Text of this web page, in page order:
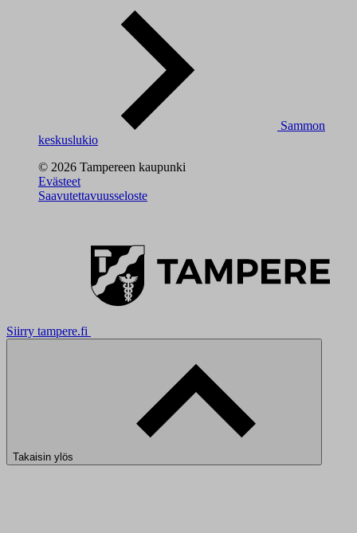
Sammon
keskuslukio
© 2026 Tampereen kaupunki
Evästeet
Saavutettavuusseloste
Siirry tampere.fi
Takaisin ylös